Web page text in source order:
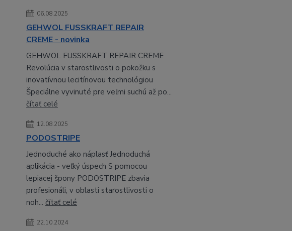
06.08.2025
GEHWOL FUSSKRAFT REPAIR
CREME - novinka
GEHWOL FUSSKRAFT REPAIR CREME
Revolúcia v starostlivosti o pokožku s
inovatívnou lecitínovou technológiou
Špeciálne vyvinuté pre veľmi suchú až po...
čítať celé
12.08.2025
PODOSTRIPE
Jednoduché ako náplasť Jednoduchá
aplikácia - veľký úspech S pomocou
lepiacej špony PODOSTRIPE zbavia
profesionáli, v oblasti starostlivosti o
noh... čítať celé
22.10.2024